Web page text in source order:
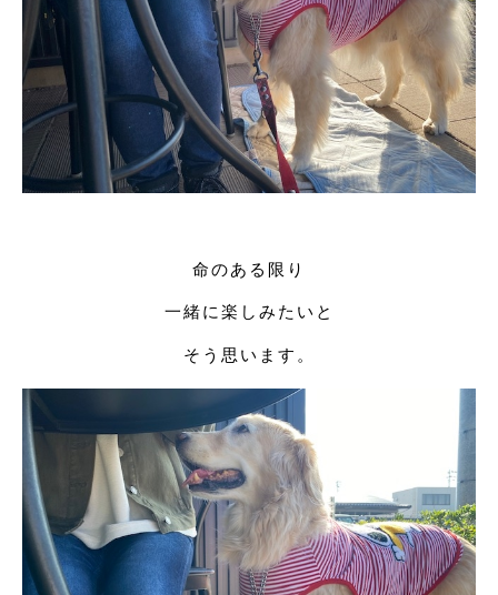
命のある限り
一緒に楽しみたいと
そう思います。